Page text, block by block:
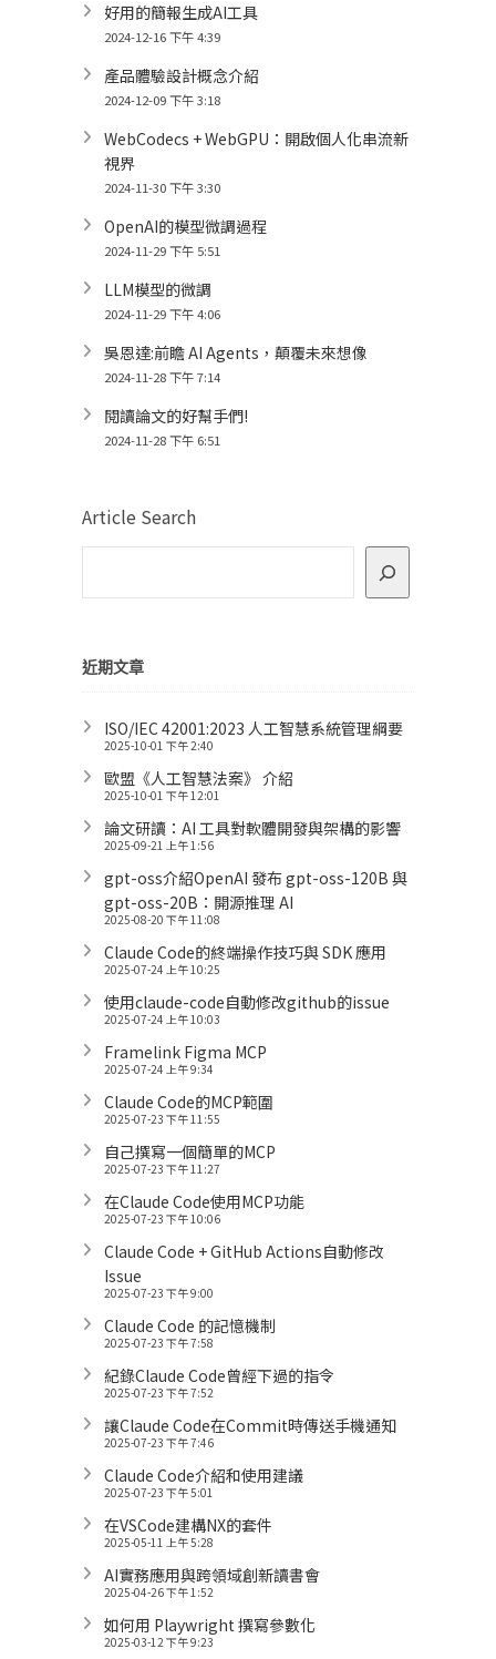
好用的簡報生成AI工具
2024-12-16 下午 4:39
產品體驗設計概念介紹
2024-12-09 下午 3:18
WebCodecs + WebGPU：開啟個人化串流新
視界
2024-11-30 下午 3:30
OpenAI的模型微調過程
2024-11-29 下午 5:51
LLM模型的微調
2024-11-29 下午 4:06
吳恩達:前瞻 AI Agents，顛覆未來想像
2024-11-28 下午 7:14
閱讀論文的好幫手們!
2024-11-28 下午 6:51
Article Search
近期文章
ISO/IEC 42001:2023 人工智慧系統管理綱要
2025-10-01 下午 2:40
歐盟《人工智慧法案》 介紹
2025-10-01 下午 12:01
論文研讀：AI 工具對軟體開發與架構的影響
2025-09-21 上午 1:56
gpt-oss介紹OpenAI 發布 gpt-oss-120B 與
gpt-oss-20B：開源推理 AI
2025-08-20 下午 11:08
Claude Code的終端操作技巧與 SDK 應用
2025-07-24 上午 10:25
使用claude-code自動修改github的issue
2025-07-24 上午 10:03
Framelink Figma MCP
2025-07-24 上午 9:34
Claude Code的MCP範圍
2025-07-23 下午 11:55
自己撰寫一個簡單的MCP
2025-07-23 下午 11:27
在Claude Code使用MCP功能
2025-07-23 下午 10:06
Claude Code + GitHub Actions自動修改
Issue
2025-07-23 下午 9:00
Claude Code 的記憶機制
2025-07-23 下午 7:58
紀錄Claude Code曾經下過的指令
2025-07-23 下午 7:52
讓Claude Code在Commit時傳送手機通知
2025-07-23 下午 7:46
Claude Code介紹和使用建議
2025-07-23 下午 5:01
在VSCode建構NX的套件
2025-05-11 上午 5:28
AI實務應用與跨領域創新讀書會
2025-04-26 下午 1:52
如何用 Playwright 撰寫參數化
2025-03-12 下午 9:23